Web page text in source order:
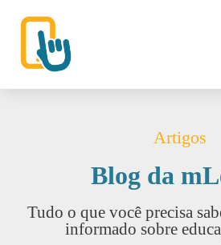
Artigos
Blog da
Tudo o que você precisa
informado sobre